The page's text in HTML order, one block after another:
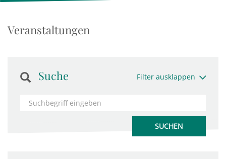
Veranstaltungen
Suche Filter ausklappen